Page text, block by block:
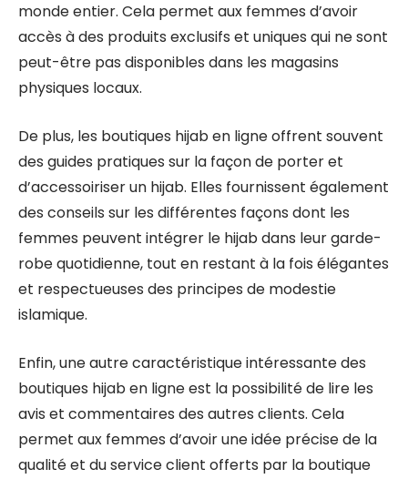
monde entier. Cela permet aux femmes d’avoir
accès à des produits exclusifs et uniques qui ne sont
peut-être pas disponibles dans les magasins
physiques locaux.
De plus, les boutiques hijab en ligne offrent souvent
des guides pratiques sur la façon de porter et
d’accessoiriser un hijab. Elles fournissent également
des conseils sur les différentes façons dont les
femmes peuvent intégrer le hijab dans leur garde-
robe quotidienne, tout en restant à la fois élégantes
et respectueuses des principes de modestie
islamique.
Enfin, une autre caractéristique intéressante des
boutiques hijab en ligne est la possibilité de lire les
avis et commentaires des autres clients. Cela
permet aux femmes d’avoir une idée précise de la
qualité et du service client offerts par la boutique